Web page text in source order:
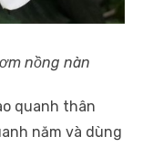
nồng nàn
quanh thân
năm và dùng